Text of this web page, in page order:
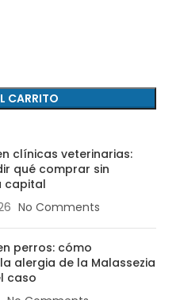
CARRITO
clínicas veterinarias:
qué comprar sin
capital
No Comments
perros: cómo
alergia de la Malassezia
caso